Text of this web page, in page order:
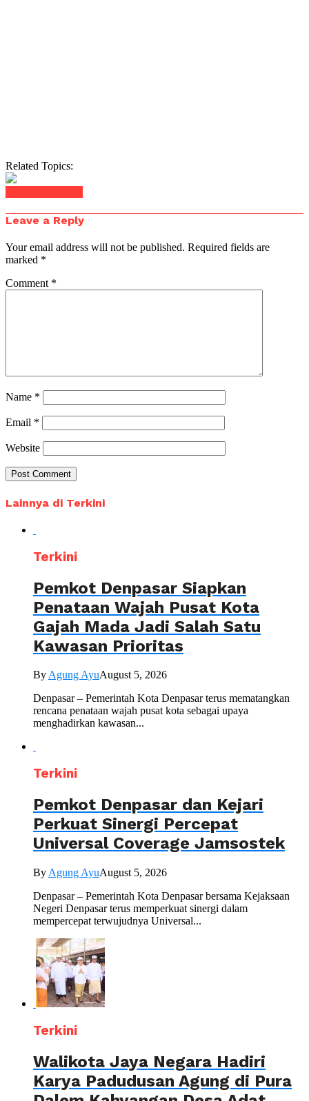
Related Topics:
Leave a Reply
Your email address will not be published. Required fields are
marked *
Comment *
Name *
Email *
Website
Lainnya di Terkini
Terkini
Pemkot Denpasar Siapkan
Penataan Wajah Pusat Kota
Gajah Mada Jadi Salah Satu
Kawasan Prioritas
ByAgung AyuAugust 5, 2026
Denpasar – Pemerintah Kota Denpasar terus mematangkan
rencana penataan wajah pusat kota sebagai upaya
menghadirkan kawasan...
Terkini
Pemkot Denpasar dan Kejari
Perkuat Sinergi Percepat
Universal Coverage Jamsostek
By Agung AyuAugust 5, 2026
Denpasar – Pemerintah Kota Denpasar bersama Kejaksaan
Negeri Denpasar terus memperkuat sinergi dalam
mempercepat terwujudnya Universal...
Terkini
Walikota Jaya Negara Hadiri
Karya Padudusan Agung di Pura